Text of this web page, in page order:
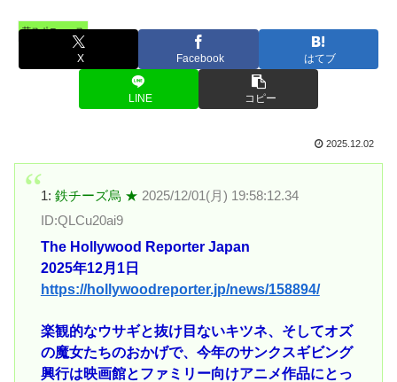
芸スポニュース
X Facebook はてブ
LINE コピー
2025.12.02
1: 鉄チーズ烏 ★ 2025/12/01(月) 19:58:12.34
ID:QLCu20ai9
The Hollywood Reporter Japan
2025年12月1日
https://hollywoodreporter.jp/news/158894/
楽観的なウサギと抜け目ないキツネ、そしてオズ
の魔女たちのおかげで、今年のサンクスギビング
興行は映画館とファミリー向けアニメ作品にとっ